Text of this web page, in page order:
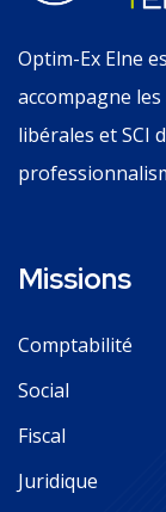
Optim-Ex Elne
accompagne
libérales et SCI
Missions
Comptabilité
Social
Fiscal
Juridique